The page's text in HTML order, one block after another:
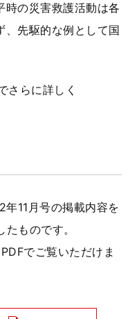
時の災害救護活動は各
、先駆的な例として国
さらに詳しく
11月号の掲載内容を
ものです。
でご覧いただけま